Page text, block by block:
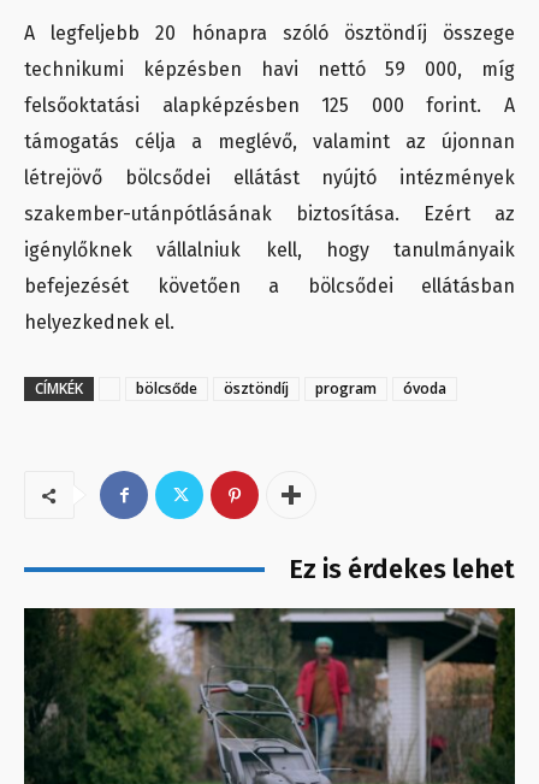
A legfeljebb 20 hónapra szóló ösztöndíj összege
technikumi képzésben havi nettó 59 000, míg
felsőoktatási alapképzésben 125 000 forint. A
támogatás célja a meglévő, valamint az újonnan
létrejövő bölcsődei ellátást nyújtó intézmények
szakember-utánpótlásának biztosítása. Ezért az
igénylőknek vállalniuk kell, hogy tanulmányaik
befejezését követően a bölcsődei ellátásban
helyezkednek el.
CÍMKÉK bölcsőde ösztöndíj program óvoda
Ez is érdekes lehet